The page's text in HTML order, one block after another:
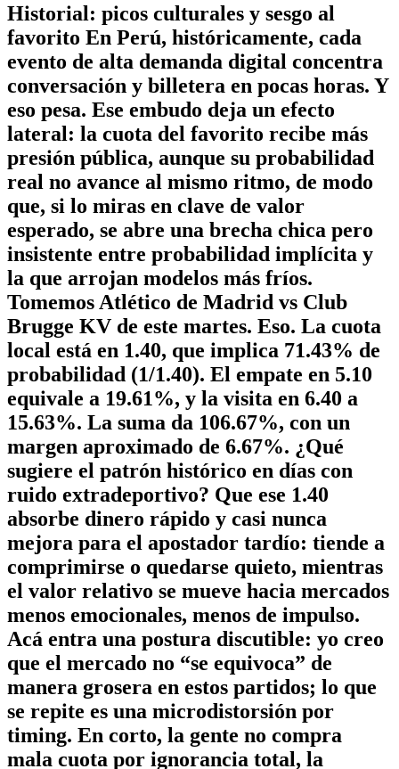
Historial: picos culturales y sesgo al
favorito En Perú, históricamente, cada
evento de alta demanda digital concentra
conversación y billetera en pocas horas. Y
eso pesa. Ese embudo deja un efecto
lateral: la cuota del favorito recibe más
presión pública, aunque su probabilidad
real no avance al mismo ritmo, de modo
que, si lo miras en clave de valor
esperado, se abre una brecha chica pero
insistente entre probabilidad implícita y
la que arrojan modelos más fríos.
Tomemos Atlético de Madrid vs Club
Brugge KV de este martes. Eso. La cuota
local está en 1.40, que implica 71.43% de
probabilidad (1/1.40). El empate en 5.10
equivale a 19.61%, y la visita en 6.40 a
15.63%. La suma da 106.67%, con un
margen aproximado de 6.67%. ¿Qué
sugiere el patrón histórico en días con
ruido extradeportivo? Que ese 1.40
absorbe dinero rápido y casi nunca
mejora para el apostador tardío: tiende a
comprimirse o quedarse quieto, mientras
el valor relativo se mueve hacia mercados
menos emocionales, menos de impulso.
Acá entra una postura discutible: yo creo
que el mercado no “se equivoca” de
manera grosera en estos partidos; lo que
se repite es una microdistorsión por
timing. En corto, la gente no compra
mala cuota por ignorancia total, la